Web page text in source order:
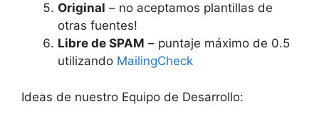
Original – no aceptamos plantillas de
otras fuentes!
Libre de SPAM – puntaje máximo de 0.5
utilizando MailingCheck
Ideas de nuestro Equipo de Desarrollo: